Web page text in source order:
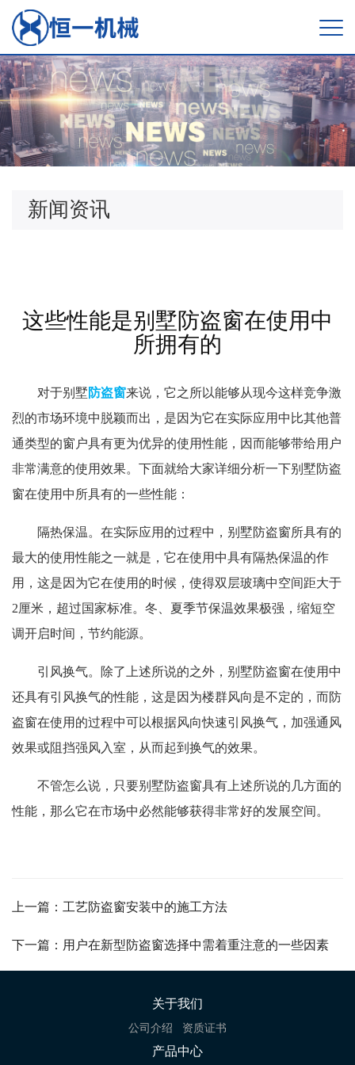
新闻资讯
这些性能是别墅防盗窗在使用中
所拥有的
对于别墅 防盗窗来说，它之所以能够从现今这样竞争激
烈的市场环境中脱颖而出，是因为它在实际应用中比其他普
通类型的窗户具有更为优异的使用性能，因而能够带给用户
非常满意的使用效果。下面就给大家详细分析一下别墅防盗
窗在使用中所具有的一些性能：
隔热保温。在实际应用的过程中，别墅防盗窗所具有的
最大的使用性能之一就是，它在使用中具有隔热保温的作
用，这是因为它在使用的时候，使得双层玻璃中空间距大于
2厘米，超过国家标准。冬、夏季节保温效果极强，缩短空
调开启时间，节约能源。
引风换气。除了上述所说的之外，别墅防盗窗在使用中
还具有引风换气的性能，这是因为楼群风向是不定的，而防
盗窗在使用的过程中可以根据风向快速引风换气，加强通风
效果或阻挡强风入室，从而起到换气的效果。
不管怎么说，只要别墅防盗窗具有上述所说的几方面的
性能，那么它在市场中必然能够获得非常好的发展空间。
上一篇：工艺防盗窗安装中的施工方法
下一篇：用户在新型防盗窗选择中需着重注意的一些因素
关于我们
公司介绍 资质证书
产品中心